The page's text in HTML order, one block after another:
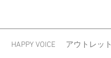
HAPPY VOICE アウトレット